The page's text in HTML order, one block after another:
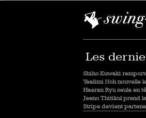
Les
Shiho Kuwaki
Yealimi Noh nouvelle
Haeran Ryu seule en
Jeeno Thitikul prend
Stripe devient